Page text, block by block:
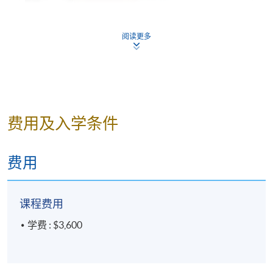
，在马来亚长大并在英国接受教育。他
位。随后，他在运输部从事 IT 采购、大数据管理、
IT 服务和软件开发合约的谈判和管理工作。 2012
构教授英语和口语。他的兴趣包括语言、历史、自
然科学和养鱼。
他的幽默感和充满活力的教学方法会给学生留下深
刻的印象。
阅读更多
费用及入学条件
费用
课程费用
学费 : $3,600